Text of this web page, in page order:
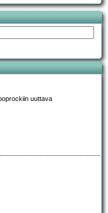
uuttava